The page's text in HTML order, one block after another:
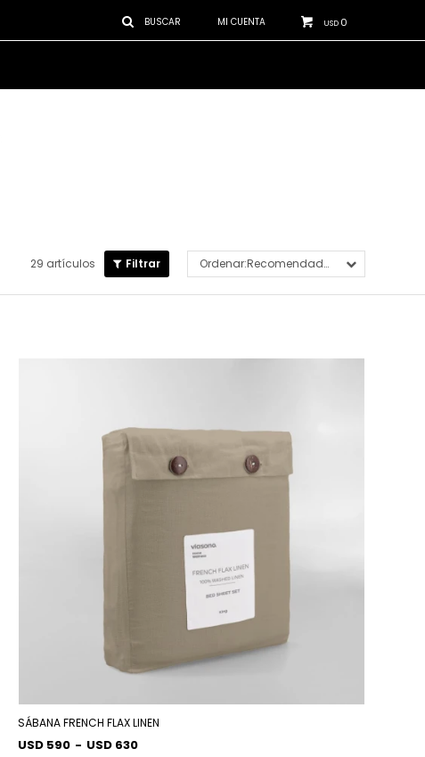
USD 0
29 artículos Recomendados
SÁBANA FRENCH FLAX LINEN
USD 590 - USD 630